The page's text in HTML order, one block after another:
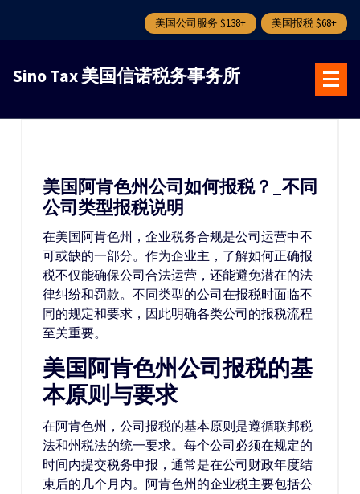
美国公司服务 $138+ 美国报税 $68+
Sino Tax 美国信诺税务事务所
美国阿肯色州公司如何报税？_不同
公司类型报税说明
在美国阿肯色州，企业税务合规是公司运营中不
可或缺的一部分。作为企业主，了解如何正确报
税不仅能确保公司合法运营，还能避免潜在的法
律纠纷和罚款。不同类型的公司在报税时面临不
同的规定和要求，因此明确各类公司的报税流程
至关重要。
美国阿肯色州公司报税的基
本原则与要求
在阿肯色州，公司报税的基本原则是遵循联邦税
法和州税法的统一要求。每个公司必须在规定的
时间内提交税务申报，通常是在公司财政年度结
束后的几个月内。阿肯色州的企业税主要包括公